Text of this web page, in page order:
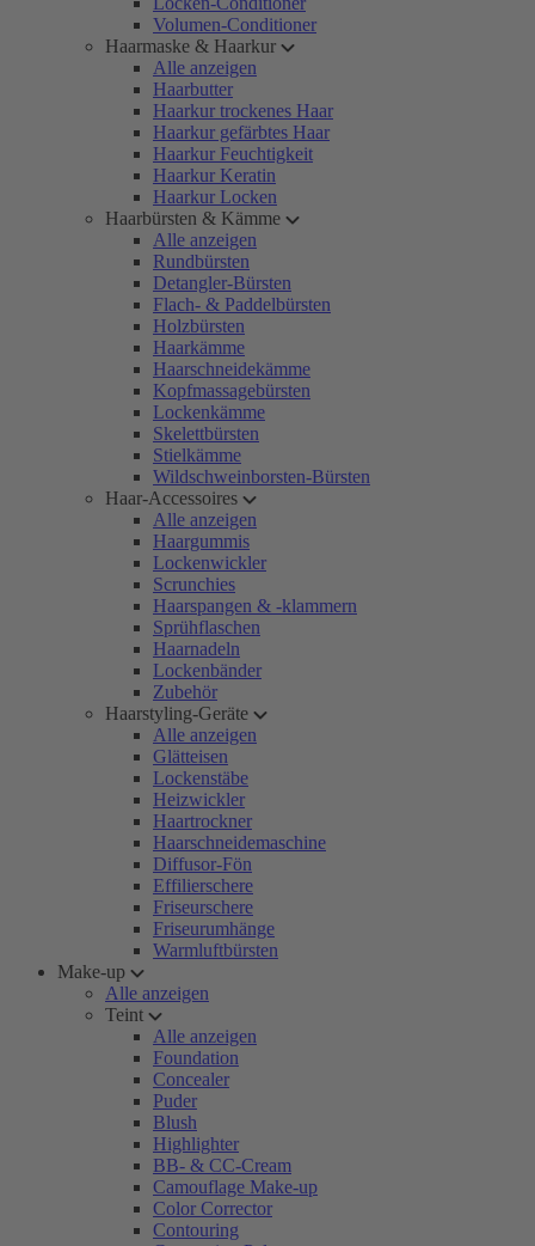
Volumen-Conditioner
Haarmaske & Haarkur
Alle anzeigen
Haarbutter
Haarkur trockenes Haar
Haarkur gefärbtes Haar
Haarkur Feuchtigkeit
Haarkur Keratin
Haarkur Locken
Haarbürsten & Kämme
Alle anzeigen
Rundbürsten
Detangler-Bürsten
Flach- & Paddelbürsten
Holzbürsten
Haarkämme
Haarschneidekämme
Kopfmassagebürsten
Lockenkämme
Skelettbürsten
Stielkämme
Wildschweinborsten-Bürsten
Haar-Accessoires
Alle anzeigen
Haargummis
Lockenwickler
Scrunchies
Haarspangen & -klammern
Sprühflaschen
Haarnadeln
Lockenbänder
Zubehör
Haarstyling-Geräte
Alle anzeigen
Glätteisen
Lockenstäbe
Heizwickler
Haartrockner
Haarschneidemaschine
Diffusor-Fön
Effilierschere
Friseurschere
Friseurumhänge
Warmluftbürsten
Make-up
Alle anzeigen
Teint
Alle anzeigen
Foundation
Concealer
Puder
Blush
Highlighter
BB- & CC-Cream
Camouflage Make-up
Color Corrector
Contouring